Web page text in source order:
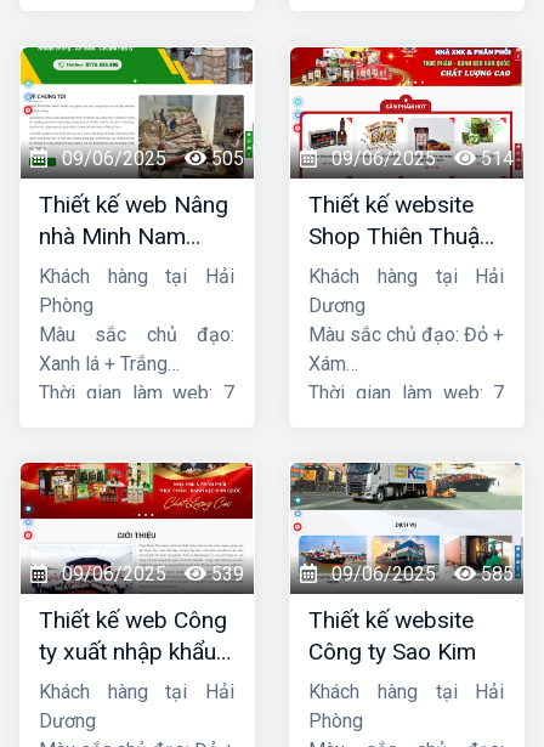
09/06/2025 505
Thiết kế web Nâng
nhà Minh Nam
Hoàng
Khách hàng tại Hải
Phòng
Màu sắc chủ đạo:
Xanh lá + Trắng
Thời gian làm web: 7
09/06/2025 514
Thiết kế website
Shop Thiên Thuận
Phát
Khách hàng tại Hải
Dương
Màu sắc chủ đạo: Đỏ +
Xám
Thời gian làm web: 7
09/06/2025 539
Thiết kế web Công
ty xuất nhập khẩu
Thiên Thuận Phát
Khách hàng tại Hải
Dương
09/06/2025 585
Thiết kế website
Công ty Sao Kim
Khách hàng tại Hải
Phòng